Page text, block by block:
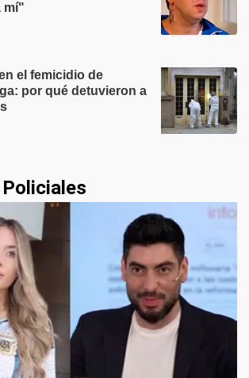
mí"
el femicidio de
por qué detuvieron a